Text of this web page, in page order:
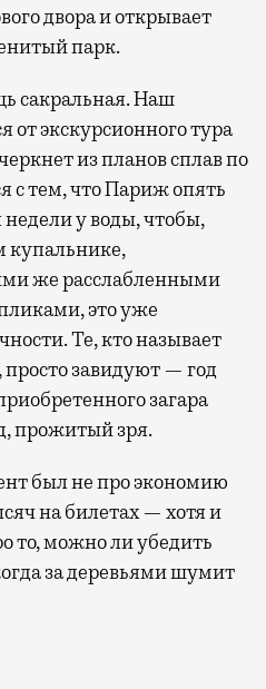
двора и открывает
парк.
сакральная. Наш
от экскурсионного тура
из планов сплав по
с тем, что Париж опять
у воды, чтобы,
купальнике,
же расслабленными
это уже
Те, кто называет
завидуют — год
загара
прожитый зря.
был не про экономию
на билетах — хотя и
то, можно ли убедить
за деревьями шумит